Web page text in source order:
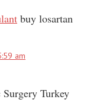
buy losartan
am
Turkey